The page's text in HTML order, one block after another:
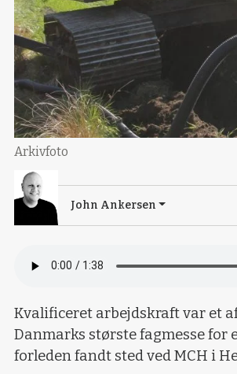
Arkivfoto
John Ankersen
Kvalificeret arbejdskraft var et
Danmarks største fagmesse
forleden fandt sted ved MCH i